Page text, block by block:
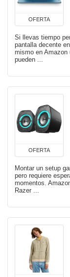
OFERTA
Si llevas tiempo
pantalla decente
mismo en
pueden ...
OFERTA
Montar un setup
pero requiere
momentos.
Razer ...